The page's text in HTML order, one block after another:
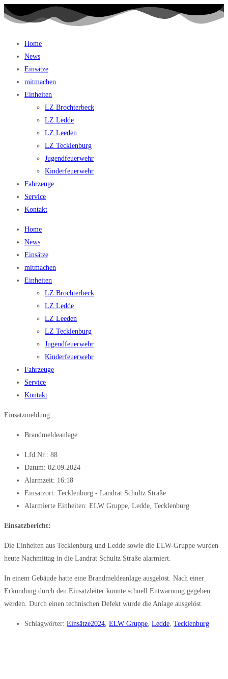
Home
News
Einsätze
mitmachen
Einheiten
LZ Brochterbeck
LZ Ledde
LZ Leeden
LZ Tecklenburg
Jugendfeuerwehr
Kinderfeuerwehr
Fahrzeuge
Service
Kontakt
Home
News
Einsätze
mitmachen
Einheiten
LZ Brochterbeck
LZ Ledde
LZ Leeden
LZ Tecklenburg
Jugendfeuerwehr
Kinderfeuerwehr
Fahrzeuge
Service
Kontakt
Einsatzmeldung
Brandmeldeanlage
Lfd.Nr.: 88
Datum: 02.09.2024
Alarmzeit: 16:18
Einsatzort: Tecklenburg - Landrat Schultz Straße
Alarmierte Einheiten: ELW Gruppe, Ledde, Tecklenburg
Einsatzbericht:
Die Einheiten aus Tecklenburg und Ledde sowie die ELW-Gruppe wurden
heute Nachmittag in die Landrat Schultz Straße alarmiert.
In einem Gebäude hatte eine Brandmeldeanlage ausgelöst. Nach einer
Erkundung durch den Einsatzleiter konnte schnell Entwarnung gegeben
werden. Durch einen technischen Defekt wurde die Anlage ausgelöst.
Schlagwörter: Einsätze2024, ELW Gruppe, Ledde, Tecklenburg